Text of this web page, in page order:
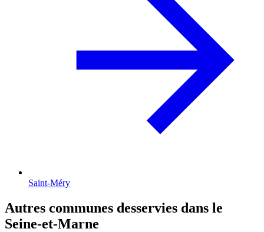
Saint-Méry
Autres communes desservies dans le
Seine-et-Marne